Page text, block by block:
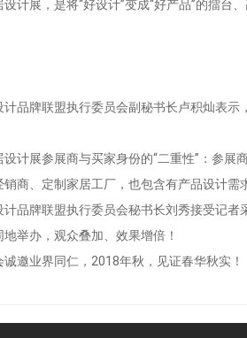
计展，是将“好设计”变成“好产品”的擂
品牌联盟执行委员会副秘书长卢积灿表
计展参展商与买家身份的“二重性”：参
商、定制家居工厂，也包含有产品设计需
品牌联盟执行委员会秘书长刘秀接受记
举办，观众叠加、效果增倍！
邀业界同仁，2018年秋，见证春华秋实！